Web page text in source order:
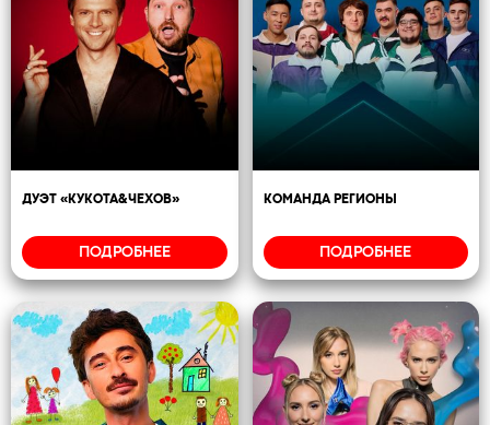
ДУЭТ «КУКОТА&ЧЕХОВ»
ПОДРОБНЕЕ
КОМАНДА РЕГИОНЫ
ПОДРОБНЕЕ